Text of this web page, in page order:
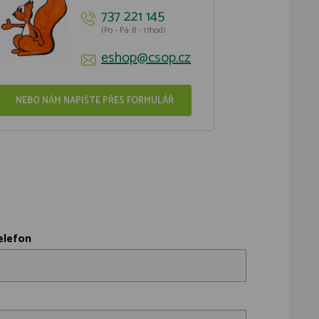
737 221 145
(Po - Pá: 8 - 17hod)
eshop@csop.cz
NEBO NÁM NAPIŠTE PŘES FORMULÁŘ